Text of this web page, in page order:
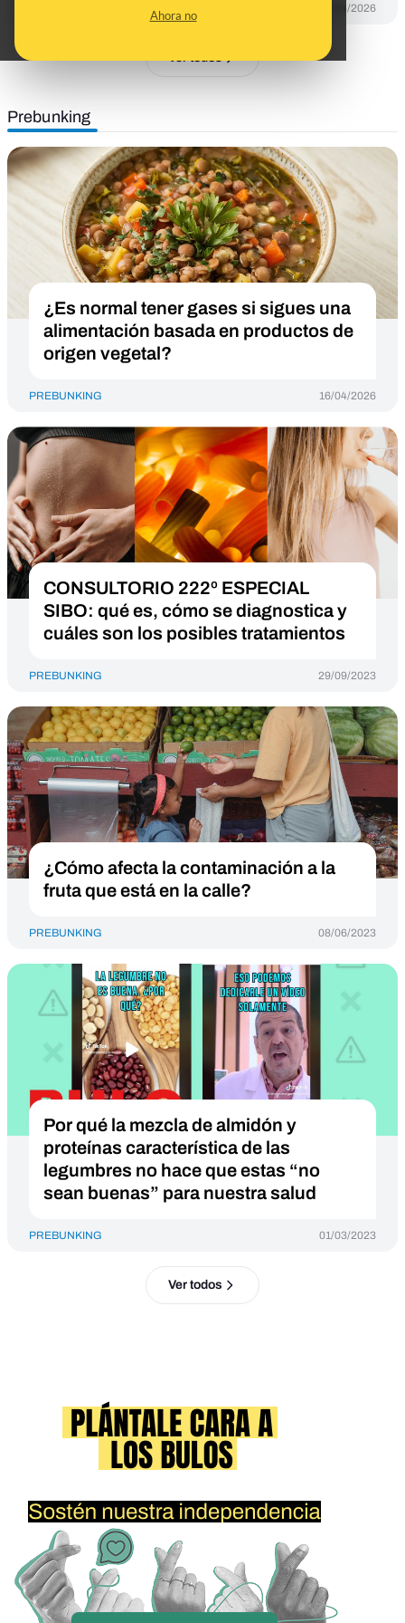
Ahora no 27/04/2026
Ver todos
Prebunking
¿Es normal tener gases si sigues una
alimentación basada en productos de
origen vegetal?
PREBUNKING 16/04/2026
CONSULTORIO 222º ESPECIAL
SIBO: qué es, cómo se diagnostica y
cuáles son los posibles tratamientos
PREBUNKING 29/09/2023
¿Cómo afecta la contaminación a la
fruta que está en la calle?
PREBUNKING 08/06/2023
Por qué la mezcla de almidón y
proteínas característica de las
legumbres no hace que estas “no
sean buenas” para nuestra salud
PREBUNKING 01/03/2023
Ver todos